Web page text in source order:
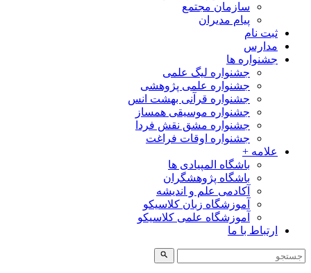
سازمان مجتمع
پیام مدیران
ثبت نام
مدارس
جشنواره ها
جشنواره لیگ علمی
جشنواره علمی پژوهشی
جشنواره قرآنی بهشت انس
جشنواره موسیقی همساز
جشنواره مشق نقش فردا
جشنواره اوقات فراغت
علامه +
باشگاه المپیادی ها
باشگاه پژوهشگران
آکادمی علم و اندیشه
آموزشگاه زبان کلاسیکو
آموزشگاه علمی کلاسیکو
ارتباط با ما